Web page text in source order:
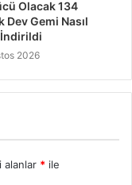
Olacak 134
Dev Gemi Nasıl
2026
alanlar * ile